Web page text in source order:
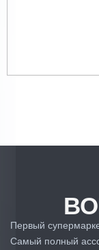
Первый
Самый полный